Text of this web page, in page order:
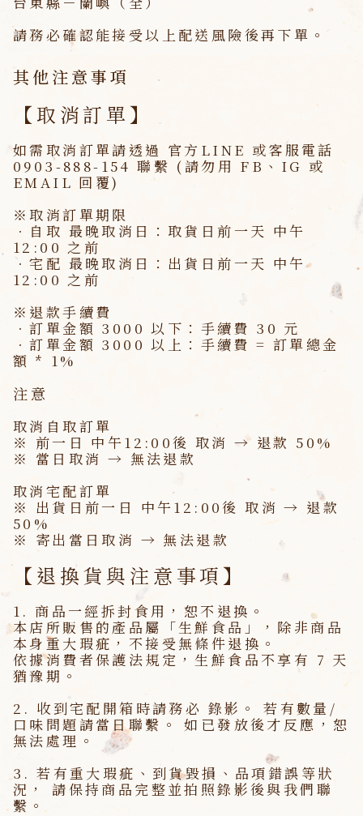
請務必確認能接受以上配送風險後再下單。
其他注意事項
【取消訂單】
如需取消訂單請透過 官方LINE 或客服電話
0903-888-154 聯繫 (請勿用 FB、IG 或
EMAIL 回覆)
※取消訂單期限
． 自取 最晚取消日：取貨日前一天 中午
12:00 之前
．宅配 最晚取消日：出貨日前一天 中午
12:00 之前
※退款手續費
．訂單金額 3000 以下：手續費 30 元
．訂單金額 3000 以上：手續費 = 訂單總金
額 * 1%
注意
取消自取訂單
※ 前一日 中午12:00後 取消 → 退款 50%
※ 當日取消 → 無法退款
取消宅配訂單
※ 出貨日前一日 中午12:00後 取消 → 退款
50%
※ 寄出當日取消 → 無法退款
【退換貨與注意事項】
1. 商品一經拆封食用，恕不退換。
本店所販售的產品屬「生鮮食品」，除非商品
本身重大瑕疵，不接受無條件退換。
依據消費者保護法規定，生鮮食品不享有 7 天
猶豫期 。
2. 收到宅配開箱時請務必 錄影 。 若有數量/
口味問題請當日聯繫。 如已發放後才反應，恕
無法處理。
3. 若有重大瑕疵、到貨毀損、品項錯誤等狀
況， 請保持商品完整並拍照錄影後與我們聯
繫。